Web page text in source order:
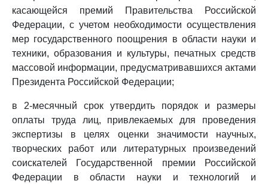
касающейся премий Правительства Российской
Федерации, с учетом необходимости осуществления
мер государственного поощрения в области науки и
техники, образования и культуры, печатных средств
массовой информации, предусматривавшихся актами
Президента Российской Федерации;
в 2-месячный срок утвердить порядок и размеры
оплаты труда лиц, привлекаемых для проведения
экспертизы в целях оценки значимости научных,
творческих работ или литературных произведений
соискателей Государственной премии Российской
Федерации в области науки и технологий и